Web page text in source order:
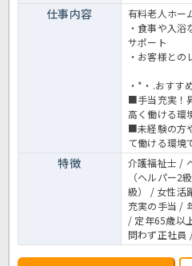
仕事内容
有料老人ホー
・食事や入浴
サポート
・お客様と
・*・.おすす
■手当充実！
高く働ける
■未経験の方
て働ける環
特徴
介護福祉士 /
（ヘルパー2
級） / 女性活
充実の手当 /
/ 定年65歳以
問わず正社員